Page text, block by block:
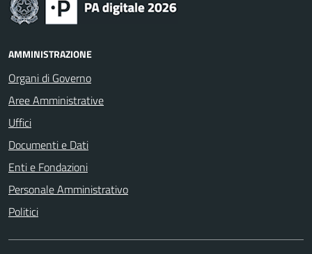
AMMINISTRAZIONE
Organi di Governo
Aree Amministrative
Uffici
Documenti e Dati
Enti e Fondazioni
Personale Amministrativo
Politici